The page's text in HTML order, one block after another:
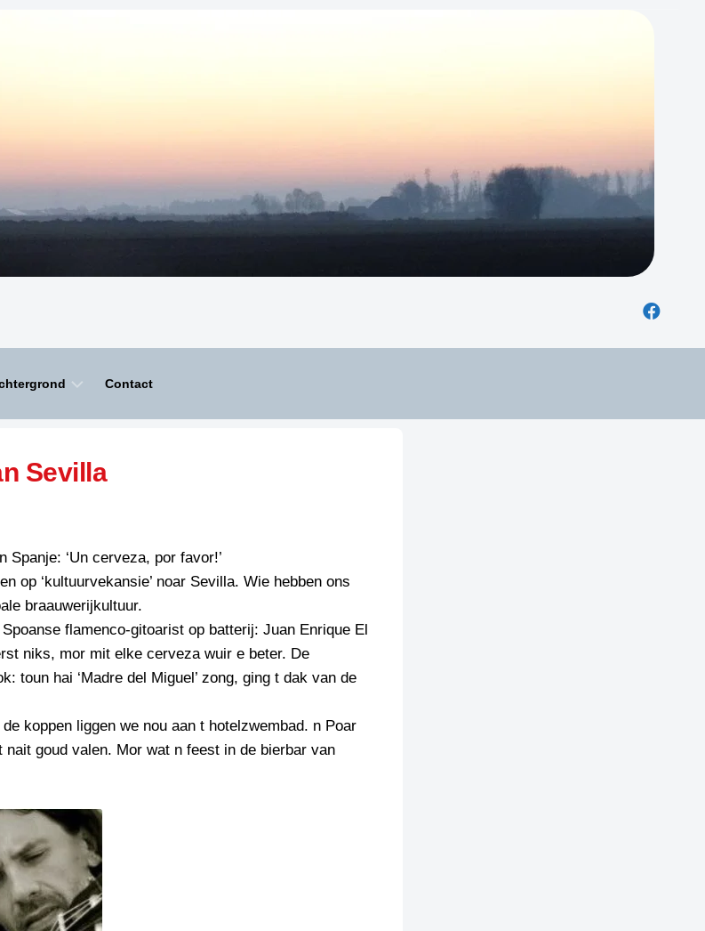
FLYER
INZENDENS
INZENDENS
JURYRAPPORT
FOTO’S
SCHRIEFWEDSTRIED
KREUZE
PAZZIPANTEN
Contact
Sevilla
Spanje: ‘Un cerveza, por favor!’
op ‘kultuurvekansie’ noar Sevilla. Wie hebben ons
braauwerijkultuur.
flamenco-gitoarist op batterij: Juan Enrique El
niks, mor mit elke cerveza wuir e beter. De
toun hai ‘Madre del Miguel’ zong, ging t dak van de
koppen liggen we nou aan t hotelzwembad. n Poar
goud valen. Mor wat n feest in de bierbar van